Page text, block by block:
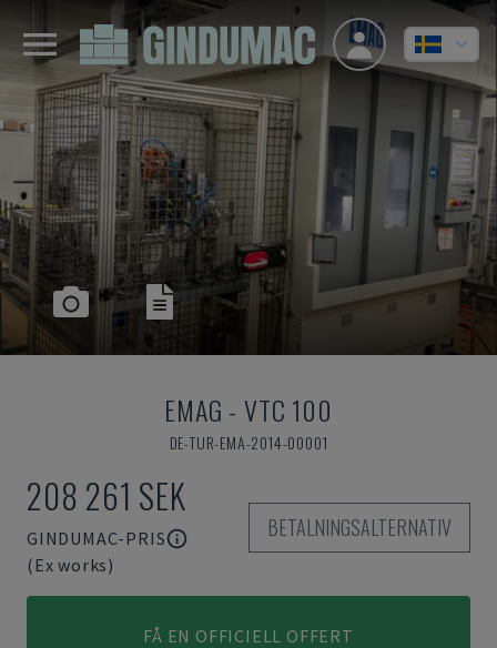
EMAG - VTC 100
DE-TUR-EMA-2014-00001
208 261 SEK
GINDUMAC-PRIS
(Ex works)
BETALNINGSALTERNATIV
FÅ EN OFFICIELL OFFERT